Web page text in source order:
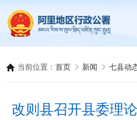
当前位置：首页 新闻 七县动
改则县召开县委理